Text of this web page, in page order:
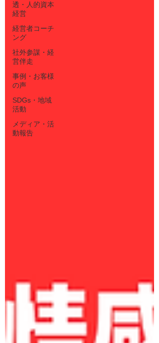
透・人的資本
経営
経営者コーチ
ング
社外参謀・経
営伴走
事例・お客様
の声
SDGs・地域
活動
メディア・活
動報告